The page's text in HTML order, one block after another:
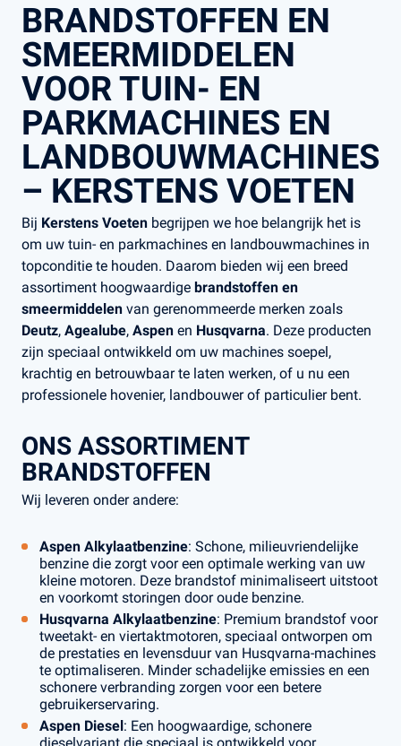
BRANDSTOFFEN EN
SMEERMIDDELEN
VOOR TUIN- EN
PARKMACHINES EN
LANDBOUWMACHINES
– KERSTENS VOETEN
Bij Kerstens Voeten begrijpen we hoe belangrijk het is
om uw tuin- en parkmachines en landbouwmachines in
topconditie te houden. Daarom bieden wij een breed
assortiment hoogwaardige brandstoffen en
smeermiddelen van gerenommeerde merken zoals
Deutz, Agealube, Aspen en Husqvarna. Deze producten
zijn speciaal ontwikkeld om uw machines soepel,
krachtig en betrouwbaar te laten werken, of u nu een
professionele hovenier, landbouwer of particulier bent.
ONS ASSORTIMENT
BRANDSTOFFEN
Wij leveren onder andere:
Aspen Alkylaatbenzine: Schone, milieuvriendelijke
benzine die zorgt voor een optimale werking van uw
kleine motoren. Deze brandstof minimaliseert uitstoot
en voorkomt storingen door oude benzine.
Husqvarna Alkylaatbenzine: Premium brandstof voor
tweetakt- en viertaktmotoren, speciaal ontworpen om
de prestaties en levensduur van Husqvarna-machines
te optimaliseren. Minder schadelijke emissies en een
schonere verbranding zorgen voor een betere
gebruikerservaring.
Aspen Diesel: Een hoogwaardige, schonere